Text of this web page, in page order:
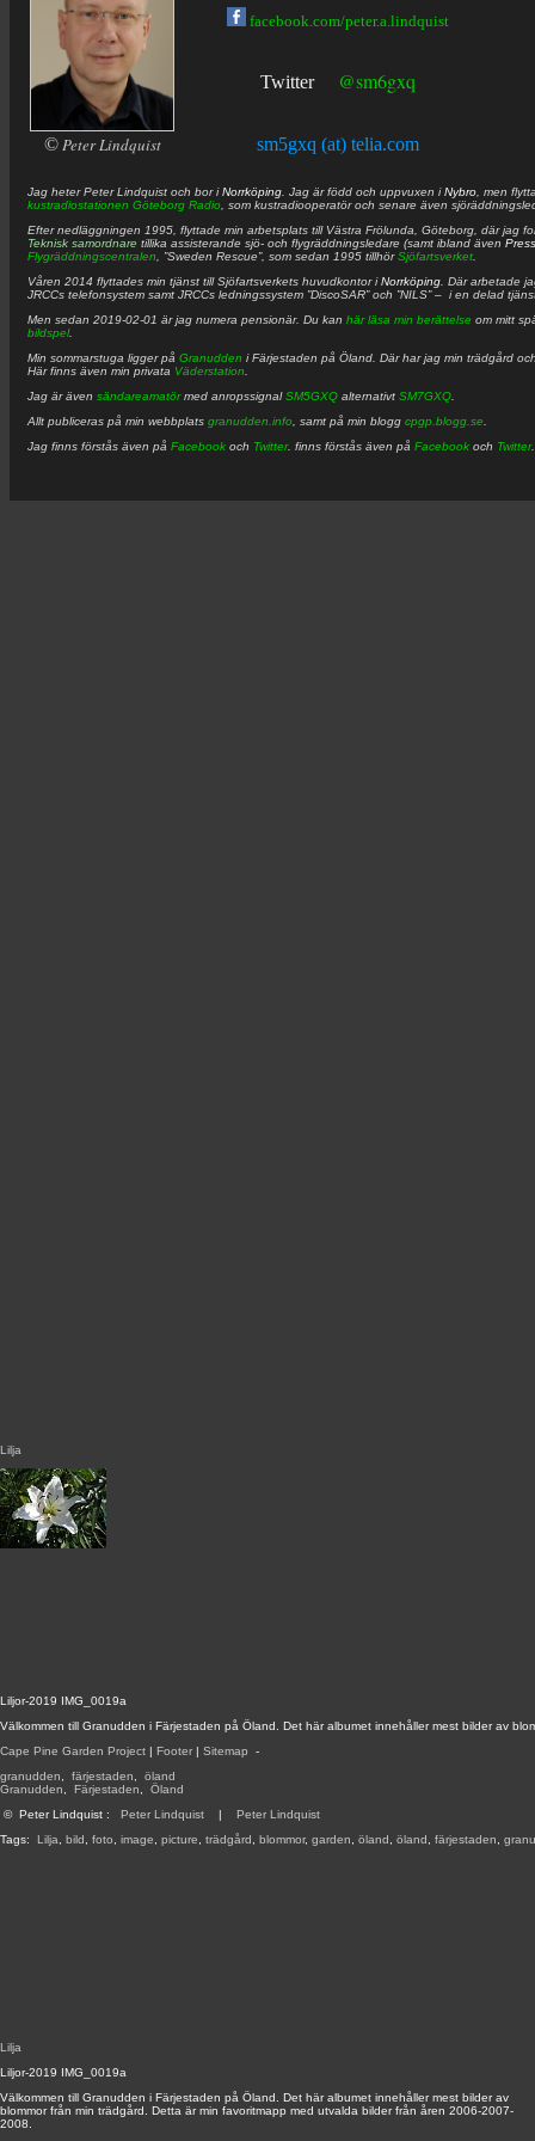
Liljor-2019 IMG_0019a
Välkommen till Granudden i Färjestaden på Öland. Det här albumet innehåller mest bilder av
Cape Pine Garden Project | Footer | Sitemap -
granudden
färjestaden
öland
Granudden
Färjestaden
Öland
© Peter Lindquist : Peter Lindquist | Peter Lindquist
Tags: Lilja bild foto image picture trädgård blommor, garden öland öland färjestaden
Lilja
Lilja
Liljor-2019 IMG_0019a
Välkommen till Granudden i Färjestaden på Öland. Det här albumet innehåller mest bilder av
blommor från min trädgård. Detta är min favoritmapp med utvalda bilder från åren 2006-2007-
2008.
© Peter Lindquist
facebook.com/peter.a.lindquist
Twitter @sm6gxq
sm5gxq (at) telia.com
Jag heterPeter Lindquist och bor iNorrköping . Jag är född och uppvuxen iNybro , men
kustradiostationen Göteborg Radio , som kustradiooperatör och senare även
Efter nedläggningen 1995, flyttade min arbetsplats till Västra Frölunda, Göteborg, där jag
Teknisk samordnare tillika assisterande sjö- och flygräddningsledare (samt ibland även
Flygräddningscentralen , ”Sweden Rescue”, som sedan 1995 tillhörSjöfartsverket
Våren 2014 flyttades min tjänst till Sjöfartsverkets huvudkontor iNorrköping . Där arbetade
JRCCs telefonsystem samt JRCCs ledningssystem ”DiscoSAR” och ”NILS” – i en delad
Men sedan 2019-02-01 är jag numera pensionär. Du kan här läsa min berättelse om mitt
bildspel.
Min sommarstuga ligger på Granudden i Färjestaden på Öland. Där har jag min trädgård
Här finns även min privata Väderstation
Jag är även sändareamatörmed anropssignalSM5GXQ alternativt SM7GXQ
Allt publiceras på min webbplats granudden.info , samt på min blogg cpgp.blogg.se
Jag finns förstås även på Facebook och Twitter. finns förstås även på Facebook och Twitter.